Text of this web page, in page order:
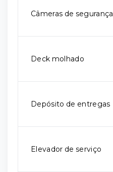
Câmeras de segurança
Deck molhado
Depósito de entregas
Elevador de serviço